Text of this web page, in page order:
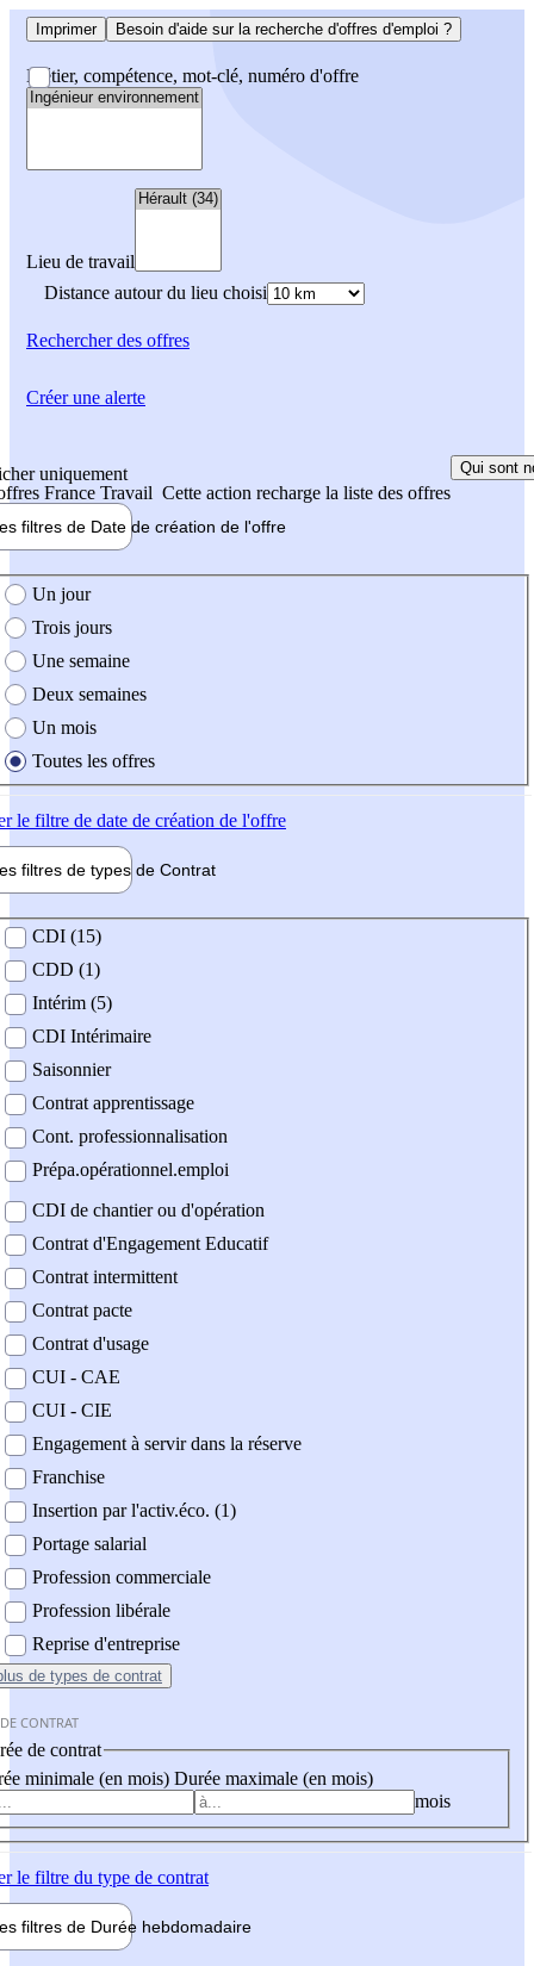
Imprimer Besoin d'aide sur la recherche d'offres d'emploi ?
Métier, compétence, mot-clé, numéro d'offre
Lieu de travail
Distance autour du lieu choisi
Rechercherdes offres
uniquement
France Travail Cette action recharge la liste des offres
Qui sont
filtres de Date de création de l'offre
création de l'offre
Un jour
Trois jours
Une semaine
Deux semaines
Un mois
Toutes les offres
le filtre de date de création de l'offre
filtres de types de Contrat
contrat
CDI (15)
CDD (1)
Intérim (5)
CDI Intérimaire
Saisonnier
Contrat apprentissage
Cont. professionnalisation
Prépa.opérationnel.emploi
CDI de chantier ou d'opération
Contrat d'Engagement Educatif
Contrat intermittent
Contrat pacte
Contrat d'usage
CUI - CAE
CUI - CIE
Engagement à servir dans la réserve
Franchise
Insertion par l'activ.éco. (1)
Portage salarial
Profession commerciale
Profession libérale
Reprise d'entreprise
de types de contrat
CONTRAT
de contrat
minimale (en mois) Durée maximale (en mois)
mois
le filtre du type de contrat
filtres de Durée hebdomadaire
Créer une alerte